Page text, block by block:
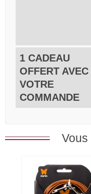
1 CADEAU
OFFERT AVEC
VOTRE
COMMANDE